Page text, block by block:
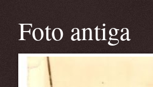
Foto antiga